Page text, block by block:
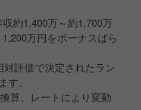
しょう。
りたい…！
たい…！
積みたい、しっかり稼ぎた
約1,400万～約1,700万
万円をボーナスばら
評価で決定されたラン
す。
。レートにより変動